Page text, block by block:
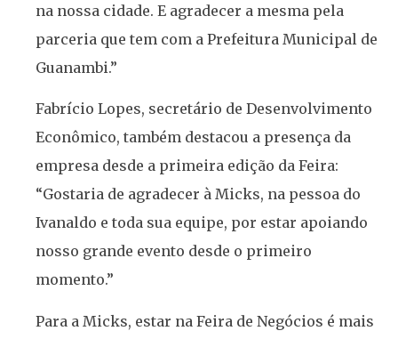
na nossa cidade. E agradecer a mesma pela
parceria que tem com a Prefeitura Municipal de
Guanambi.”
Fabrício Lopes, secretário de Desenvolvimento
Econômico, também destacou a presença da
empresa desde a primeira edição da Feira:
“Gostaria de agradecer à Micks, na pessoa do
Ivanaldo e toda sua equipe, por estar apoiando
nosso grande evento desde o primeiro
momento.”
Para a Micks, estar na Feira de Negócios é mais